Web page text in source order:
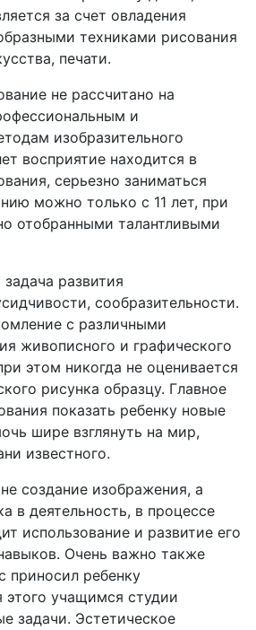
за счет овладения
техниками рисования
печати.
не рассчитано на
и
изобразительного
восприятие находится в
серьезно заниматься
можно только с 11 лет, при
отобранными талантливыми
развития
сообразительности.
с различными
живописного и графического
этом никогда не оценивается
рисунка образцу. Главное
показать ребенку новые
шире взглянуть на мир,
известного.
создание изображения, а
в деятельность, в процессе
использование и развитие его
Очень важно также
приносил ребенку
этого учащимся студии
задачи. Эстетическое